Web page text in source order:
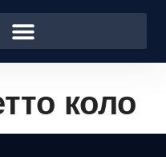
коло